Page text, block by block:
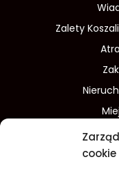
cookie
Zalety